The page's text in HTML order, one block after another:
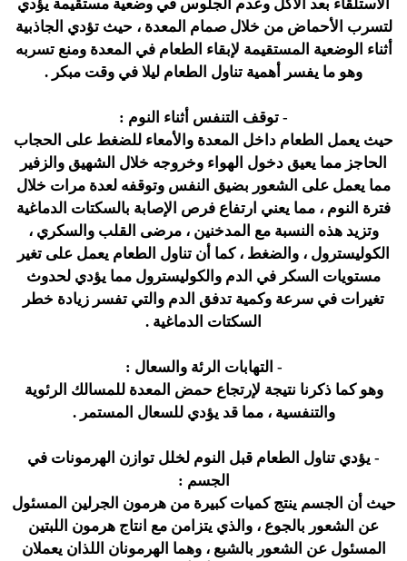
الاستلقاء بعد الأكل وعدم الجلوس في وضعية مستقيمة يؤدي
لتسرب الأحماض من خلال صمام المعدة ، حيث تؤدي الجاذبية
أثناء الوضعية المستقيمة لإبقاء الطعام في المعدة ومنع تسربه
وهو ما يفسر أهمية تناول الطعام ليلا في وقت مبكر .
- توقف التنفس أثناء النوم :
حيث يعمل الطعام داخل المعدة والأمعاء للضغط على الحجاب
الحاجز مما يعيق دخول الهواء وخروجه خلال الشهيق والزفير
مما يعمل على الشعور بضيق النفس وتوقفه لعدة مرات خلال
فترة النوم ، مما يعني ارتفاع فرص الإصابة بالسكتات الدماغية
وتزيد هذه النسبة مع المدخنين ، مرضى القلب والسكري ،
الكوليسترول ، والضغط ، كما أن تناول الطعام يعمل على تغير
مستويات السكر في الدم والكوليسترول مما يؤدي لحدوث
تغيرات في سرعة وكمية تدفق الدم والتي تفسر زيادة خطر
السكتات الدماغية .
- التهابات الرئة والسعال :
وهو كما ذكرنا نتيجة لإرتجاع حمض المعدة للمسالك الرئوية
والتنفسية ، مما قد يؤدي للسعال المستمر .
- يؤدي تناول الطعام قبل النوم لخلل توازن الهرمونات في
الجسم :
حيث أن الجسم ينتج كميات كبيرة من هرمون الجرلين المسئول
عن الشعور بالجوع ، والذي يتزامن مع انتاج هرمون اللبتين
المسئول عن الشعور بالشبع ، وهما الهرمونان اللذان يعملان